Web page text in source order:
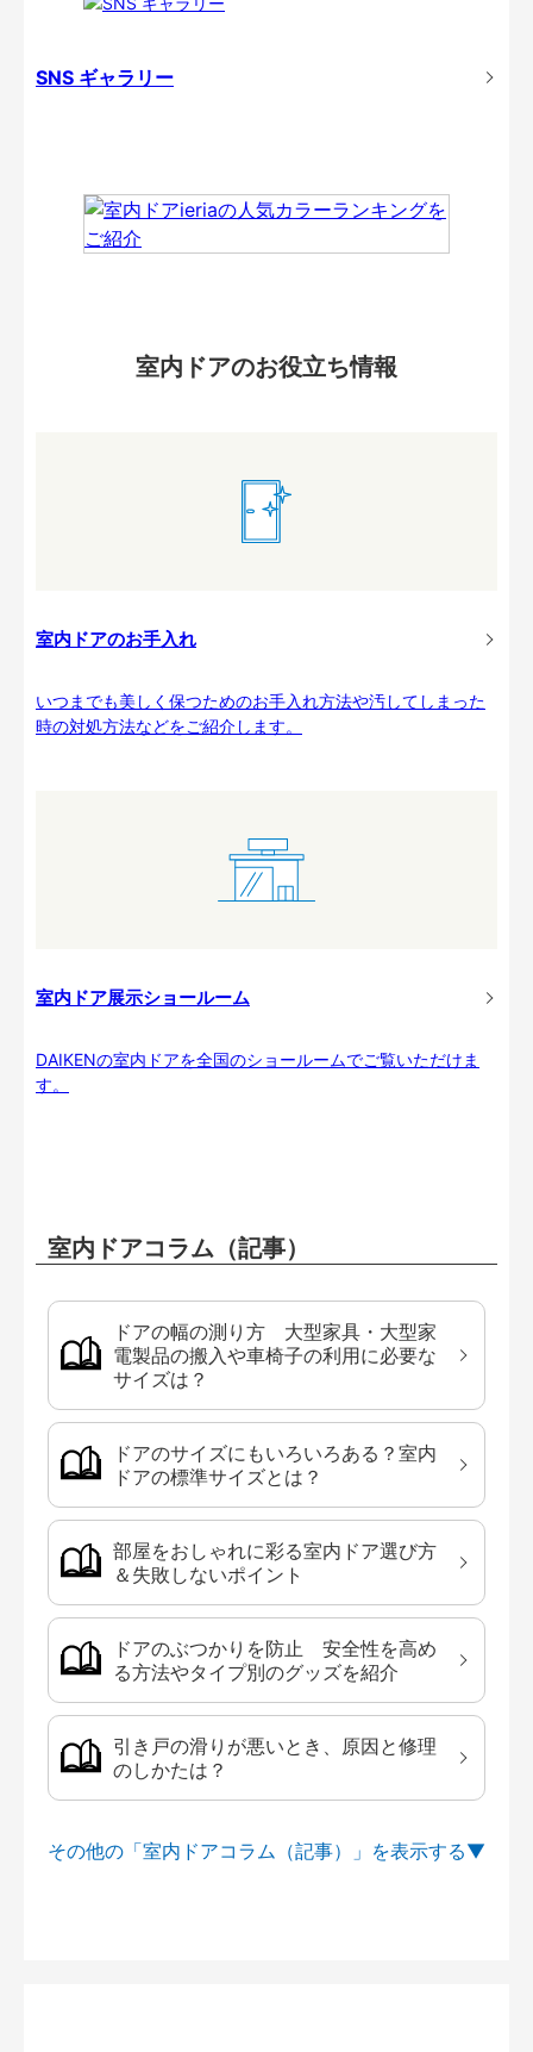
SNS ギャラリー
室内ドアのお役立ち情報
室内ドアのお手入れ
いつまでも美しく保つためのお手入れ方法や汚してしまった
時の対処方法などをご紹介します。
室内ドア展示ショールーム
DAIKENの室内ドアを全国のショールームでご覧いただけま
す。
室内ドアコラム（記事）
ドアの幅の測り方 大型家具・大型家
電製品の搬入や車椅子の利用に必要な
サイズは？
ドアのサイズにもいろいろある？室内
ドアの標準サイズとは？
部屋をおしゃれに彩る室内ドア選び方
＆失敗しないポイント
ドアのぶつかりを防止 安全性を高め
る方法やタイプ別のグッズを紹介
引き戸の滑りが悪いとき、原因と修理
のしかたは？
その他の「室内ドアコラム（記事）」を